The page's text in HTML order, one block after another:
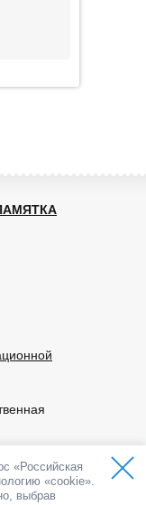
«Российская
«cookie».
выбрав